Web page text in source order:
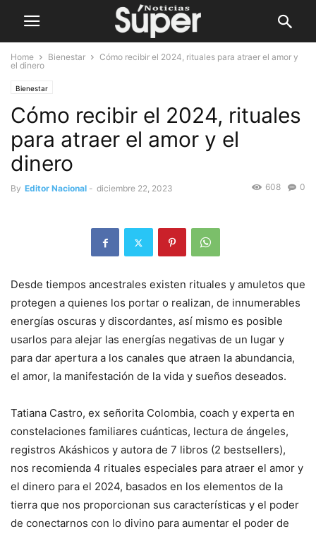
Home Bienestar
Cómo recibir el 2024, rituales para atraer el amor y
el dinero
Bienestar
Cómo recibir el 2024, rituales
para atraer el amor y el
dinero
By Editor Nacional - diciembre 22, 2023 0
608
Desde tiempos ancestrales existen rituales y amuletos que
protegen a quienes los portar o realizan, de innumerables
energías oscuras y discordantes, así mismo es posible
usarlos para alejar las energías negativas de un lugar y
para dar apertura a los canales que atraen la abundancia,
el amor, la manifestación de la vida y sueños deseados.
Tatiana Castro, ex señorita Colombia, coach y experta en
constelaciones familiares cuánticas, lectura de ángeles,
registros Akáshicos y autora de 7 libros (2 bestsellers),
nos recomienda 4 rituales especiales para atraer el amor y
el dinero para el 2024, basados en los elementos de la
tierra que nos proporcionan sus características y el poder
de conectarnos con lo divino para aumentar el poder de